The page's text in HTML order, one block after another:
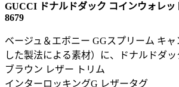
GUCCI ドナルドダック コインウォレッ
8679
ベージュ＆エボニー GGスプリーム キ
した製法による素材）に、ドナルドダ
ブラウン レザー トリム
インターロッキングG レザータグ